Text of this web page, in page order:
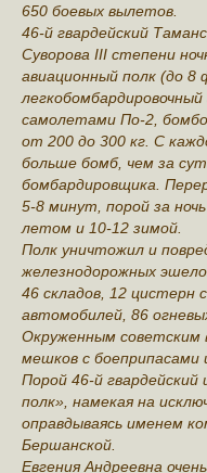
650 боевых вылетов.
46-й гвардейский
Суворова III степени
авиационный полк (до 8
самолетами По-2,
от 200 до 300 кг. С
больше бомб, чем за
бомбардировщика.
5-8 минут, порой за
летом и 10-12 зимой.
Полк уничтожил и
железнодорожных
46 складов, 12 цистерн
автомобилей, 86
Окруженным советским
мешков с боеприпасами
Порой 46-й
полк», намекая на
оправдываясь именем
Бершанской.
Евгения Андреевна